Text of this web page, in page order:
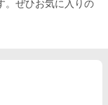
。ぜひお気に入りの